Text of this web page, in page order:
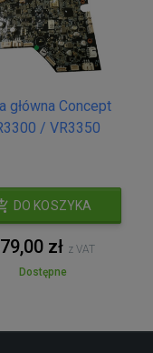
główna Concept
/ VR3350
DO KOSZYKA
zł z VAT
Dostępne